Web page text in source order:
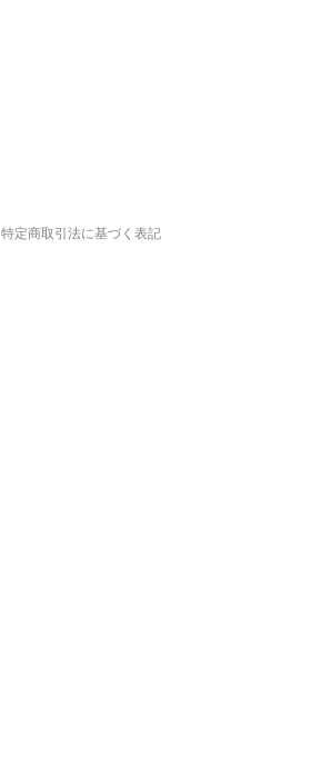
特定商取引法に基づく表記